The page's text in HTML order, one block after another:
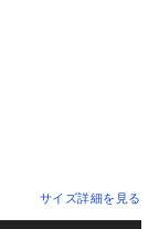
サイズ詳細を見る